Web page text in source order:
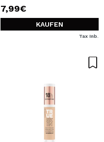
7,99€
KAUFEN
Tax Inb.